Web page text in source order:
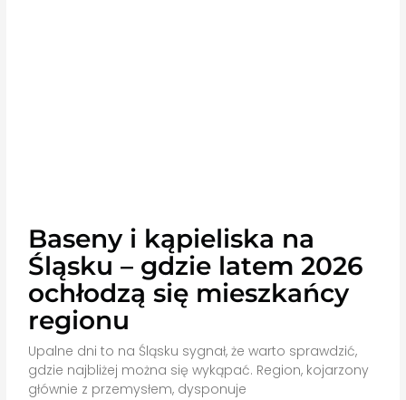
Baseny i kąpieliska na
Śląsku – gdzie latem 2026
ochłodzą się mieszkańcy
regionu
Upalne dni to na Śląsku sygnał, że warto sprawdzić,
gdzie najbliżej można się wykąpać. Region, kojarzony
głównie z przemysłem, dysponuje